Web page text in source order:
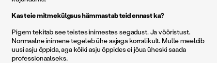
Kas teie mitmekülgsus hämmastab teid ennast ka?
Pigem tekitab see teistes inimestes segadust. Ja võõristust.
Normaalne inimene tegeleb ühe asjaga korralikult. Mulle meeldib
uusi asju õppida, aga kõiki asju õppides ei jõua üheski saada
professionaalseks.